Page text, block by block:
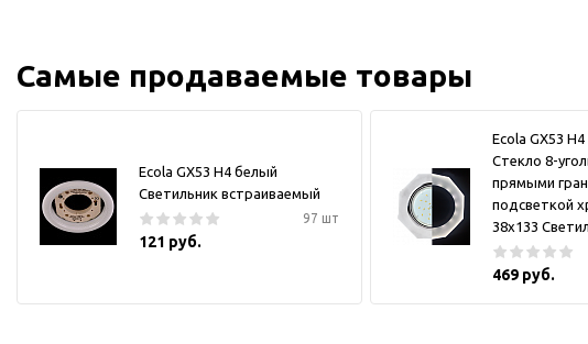
Самые продаваемые товары
Ecola GX53 H4 белый
Светильник встраиваемый
97 шт
121 руб.
Ecola GX53 H4
Стекло 8-
прямыми
подсветкой
38x133
469 руб.